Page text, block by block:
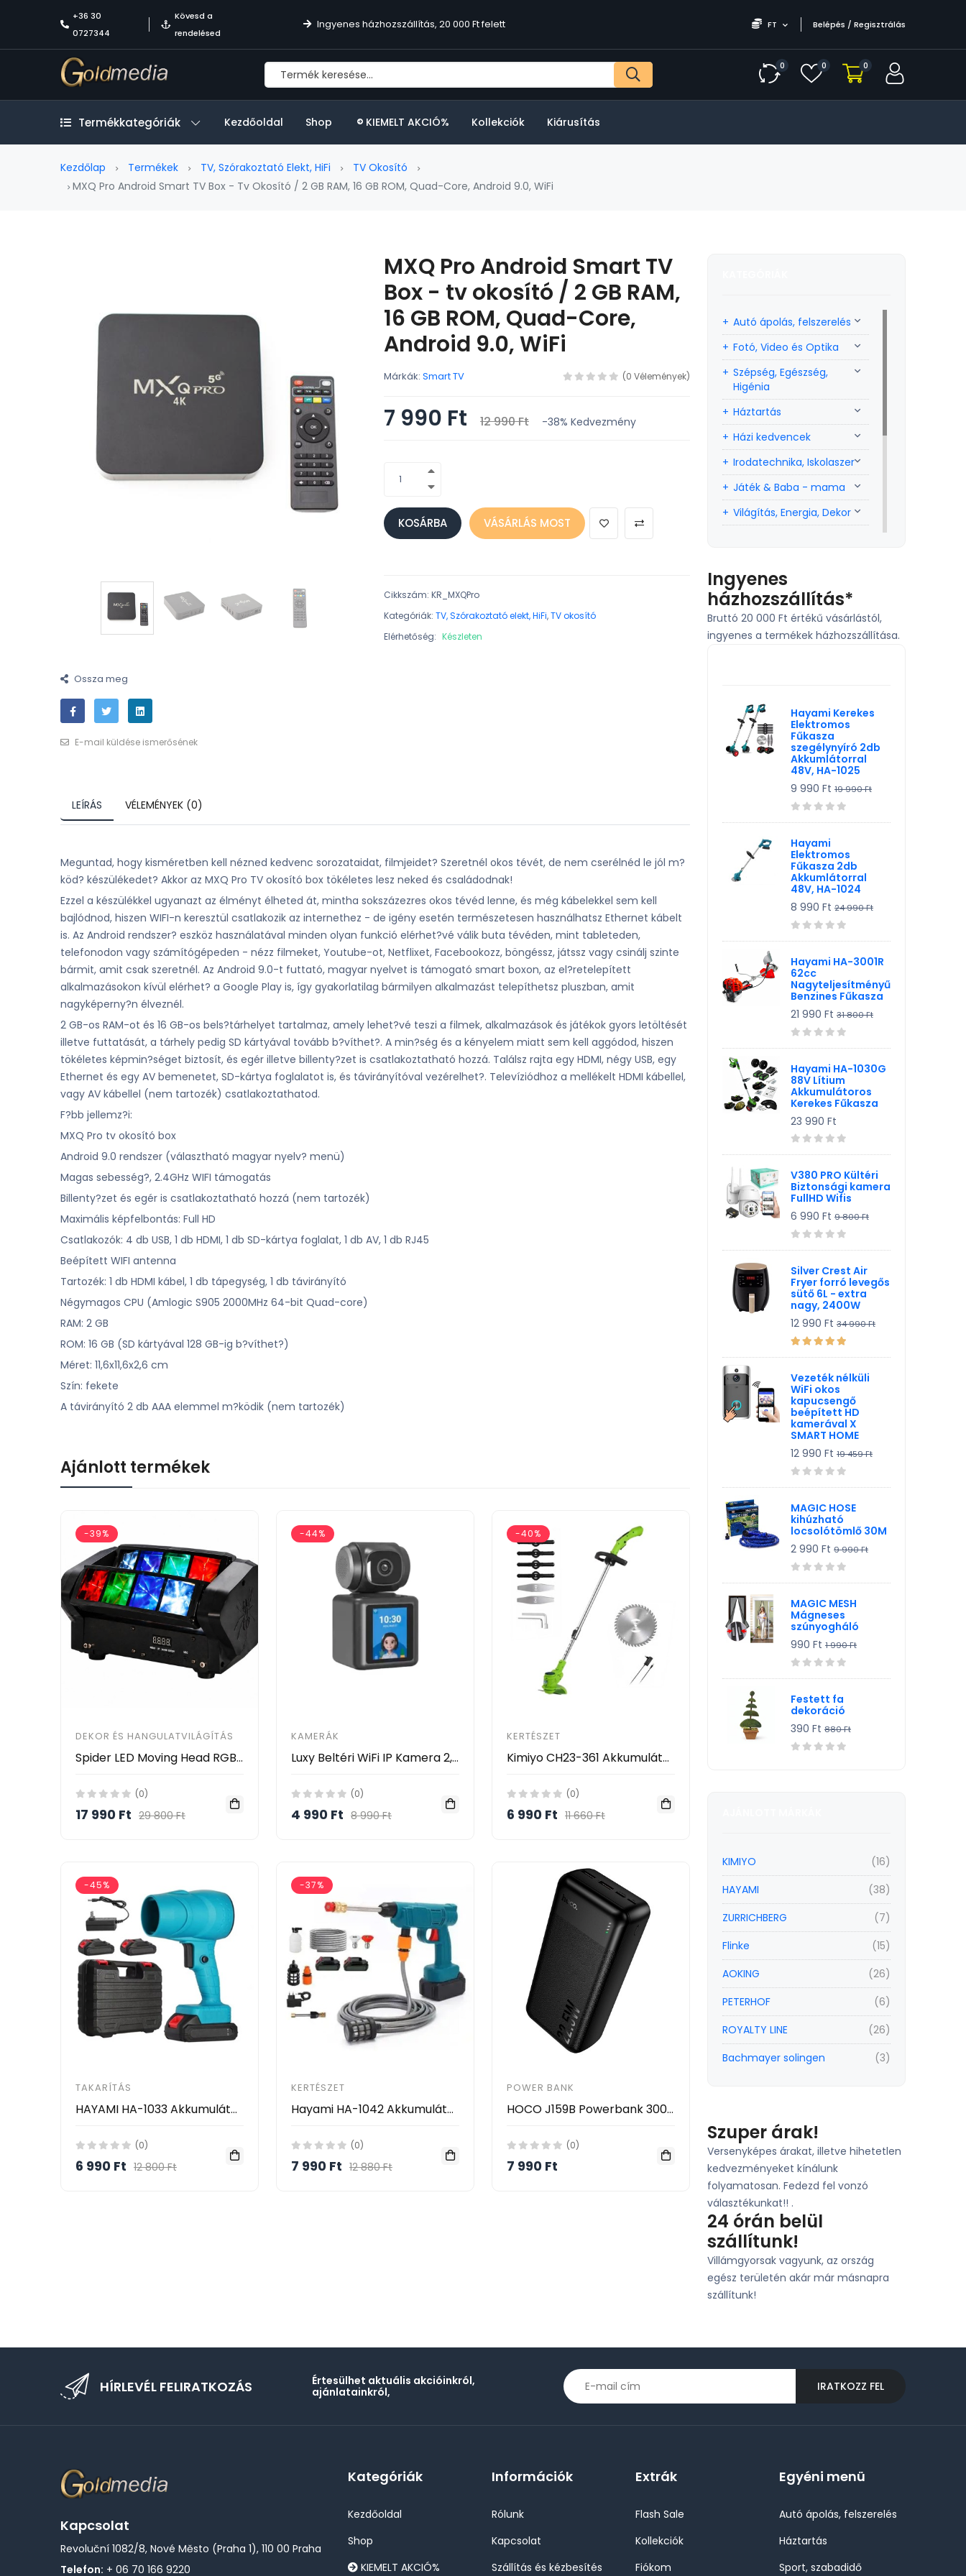
+36 30
0727344
Kövesd a
rendelésed
Ingyenes házhozszállítás, 20 000 Ft felett FT Belépés / Regisztrálás
0 0 0
Termékkategóriák Kezdőoldal Shop KIEMELT AKCIÓ% Kollekciók Kiárusítás
Kezdőlap Termékek TV, Szórakoztató Elekt, HiFi
TV Okosító
MXQ Pro Android Smart TV Box - Tv Okosító / 2 GB RAM, 16 GB ROM, Quad-Core, Android 9.0, WiFi
Ossza meg
E-mail küldése ismerősének
MXQ Pro Android Smart TV
Box - tv okosító / 2 GB RAM,
16 GB ROM, Quad-Core,
Android 9.0, WiFi
Márkák: Smart TV (0 Vélemények)
7 990 Ft 12 990 Ft -38% Kedvezmény
KOSÁRBA VÁSÁRLÁS MOST
Cikkszám: KR_MXQPro
Kategóriák: TV, Szórakoztató elekt, HiFi,TV okosító
Elérhetőség: Készleten
LEÍRÁS VÉLEMÉNYEK (0)
Meguntad, hogy kisméretben kell nézned kedvenc sorozataidat, filmjeidet? Szeretnél okos tévét, de nem cserélnéd le jól m?
köd? készülékedet? Akkor az MXQ Pro TV okosító box tökéletes lesz neked és családodnak!
Ezzel a készülékkel ugyanazt az élményt élheted át, mintha sokszázezres okos tévéd lenne, és még kábelekkel sem kell
bajlódnod, hiszen WIFI-n keresztül csatlakozik az internethez - de igény esetén természetesen használhatsz Ethernet kábelt
is. Az Android rendszer? eszköz használatával minden olyan funkció elérhet?vé válik buta tévéden, mint tableteden,
telefonodon vagy számítógépeden - nézz filmeket, Youtube-ot, Netflixet, Facebookozz, böngéssz, játssz vagy csinálj szinte
bármit, amit csak szeretnél. Az Android 9.0-t futtató, magyar nyelvet is támogató smart boxon, az el?retelepített
alkalmazásokon kívül elérhet? a Google Play is, így gyakorlatilag bármilyen alkalmazást telepíthetsz pluszban, amit
nagyképerny?n élveznél.
2 GB-os RAM-ot és 16 GB-os bels?tárhelyet tartalmaz, amely lehet?vé teszi a filmek, alkalmazások és játékok gyors letöltését
illetve futtatását, a tárhely pedig SD kártyával tovább b?víthet?. A min?ség és a kényelem miatt sem kell aggódod, hiszen
tökéletes képmin?séget biztosít, és egér illetve billenty?zet is csatlakoztatható hozzá. Találsz rajta egy HDMI, négy USB, egy
Ethernet és egy AV bemenetet, SD-kártya foglalatot is, és távirányítóval vezérelhet?. Televíziódhoz a mellékelt HDMI kábellel,
vagy AV kábellel (nem tartozék) csatlakoztathatod.
F?bb jellemz?i:
MXQ Pro tv okosító box
Android 9.0 rendszer (választható magyar nyelv? menü)
Magas sebesség?, 2.4GHz WIFI támogatás
Billenty?zet és egér is csatlakoztatható hozzá (nem tartozék)
Maximális képfelbontás: Full HD
Csatlakozók: 4 db USB, 1 db HDMI, 1 db SD-kártya foglalat, 1 db AV, 1 db RJ45
Beépített WIFI antenna
Tartozék: 1 db HDMI kábel, 1 db tápegység, 1 db távirányító
Négymagos CPU (Amlogic S905 2000MHz 64-bit Quad-core)
RAM: 2 GB
ROM: 16 GB (SD kártyával 128 GB-ig b?víthet?)
Méret: 11,6x11,6x2,6 cm
Szín: fekete
A távirányító 2 db AAA elemmel m?ködik (nem tartozék)
Ajánlott termékek
-39%
DEKOR ÉS HANGULATVILÁGÍTÁS
Spider LED Moving Head RGBW – 8×3W DMX512 Zenevezérelt LED Színpadi Fény HAYAMI KL25-120
(0)
17 990 Ft 29 800 Ft
-44%
KAMERÁK
Luxy Beltéri WiFi IP Kamera 2,8" Kijelzővel – 1080P, AI Mozgásérzékelés, 360° Forgatható- Video Calling Smart Camera
(0)
4 990 Ft 8 990 Ft
-40%
KERTÉSZET
Kimiyo CH23-361 Akkumulátoros Fűkasza és Szegélynyíró 24V – 2 Akkumulátorral
(0)
6 990 Ft 11 660 Ft
-45%
TAKARÍTÁS
HAYAMI HA-1033 Akkumulátoros Légfúvó 48V – Vezeték Nélküli Tisztító Ventilátor 2 Akkumulátorral
(0)
6 990 Ft 12 800 Ft
-37%
KERTÉSZET
Hayami HA-1042 Akkumulátoros Magasnyomású Mosó – 2 Akkumulátorral, Habosító Tartállyal és Kofferrel
(0)
7 990 Ft 12 880 Ft
POWER BANK
HOCO J159B Powerbank 30000mAh – Hordozható Gyorstöltő PD/QC Támogatással, 22.5W, 2×USB + Type-C
(0)
7 990 Ft
Autó ápolás, felszerelés
Fotó, Video és Optika
Szépség, Egészség,
Higénia
Háztartás
Házi kedvencek
Irodatechnika, Iskolaszer
Játék & Baba - mama
Világítás, Energia, Dekor
Szerszám, Barkácsolás
Telefon, Okos eszköz,
Ingyenes
házhozszállítás*
Bruttó 20 000 Ft értékű vásárlástól,
ingyenes a termékek házhozszállítása.
Hayami Kerekes
Elektromos
Fűkasza
szegélynyíró 2db
Akkumlátorral
48V, HA-1025
9 990 Ft 19 990 Ft
Hayami
Elektromos
Fűkasza 2db
Akkumlátorral
48V, HA-1024
8 990 Ft 24 990 Ft
Hayami HA-3001R
62cc
Nagyteljesítményű
Benzines Fűkasza
21 990 Ft 31 800 Ft
Hayami HA-1030G
88V Lítium
Akkumulátoros
Kerekes Fűkasza
23 990 Ft
V380 PRO Kültéri
Biztonsági kamera
FullHD Wifis
6 990 Ft 9 800 Ft
Silver Crest Air
Fryer forró levegős
sütő 6L - extra
nagy, 2400W
12 990 Ft 34 990 Ft
Vezeték nélküli
WiFi okos
kapucsengő
beépített HD
kamerával X
SMART HOME
12 990 Ft 19 459 Ft
MAGIC HOSE
kihúzható
locsolótömlő 30M
2 990 Ft 9 990 Ft
MAGIC MESH
Mágneses
szúnyogháló
990 Ft 1 990 Ft
Festett fa
dekoráció
390 Ft 880 Ft
KIMIYO
(16)
HAYAMI
(38)
ZURRICHBERG
(7)
Flinke
(15)
AOKING
(26)
PETERHOF
(6)
ROYALTY LINE
(26)
Bachmayer solingen
(3)
Szuper árak!
Versenyképes árakat, illetve hihetetlen
kedvezményeket kínálunk
folyamatosan. Fedezd fel vonzó
választékunkat!! .
24 órán belül
szállítunk!
Villámgyorsak vagyunk, az ország
egész területén akár már másnapra
szállítunk!
HÍRLEVÉL FELIRATKOZÁS
Értesülhet aktuális akcióinkról,
ajánlatainkról,
IRATKOZZ FEL
Kapcsolat
Revoluční 1082/8, Nové Město (Praha 1), 110 00 Praha
Telefon: + 06 70 166 9220
Kategóriák
Kezdőoldal
Shop
KIEMELT AKCIÓ%
Információk
Rólunk
Kapcsolat
Szállítás és kézbesítés
Extrák
Flash Sale
Kollekciók
Fiókom
Egyéni menü
Autó ápolás, felszerelés
Háztartás
Sport, szabadidő